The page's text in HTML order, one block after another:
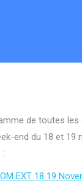
de toutes les
end du 18 et 19
EXT 18 19